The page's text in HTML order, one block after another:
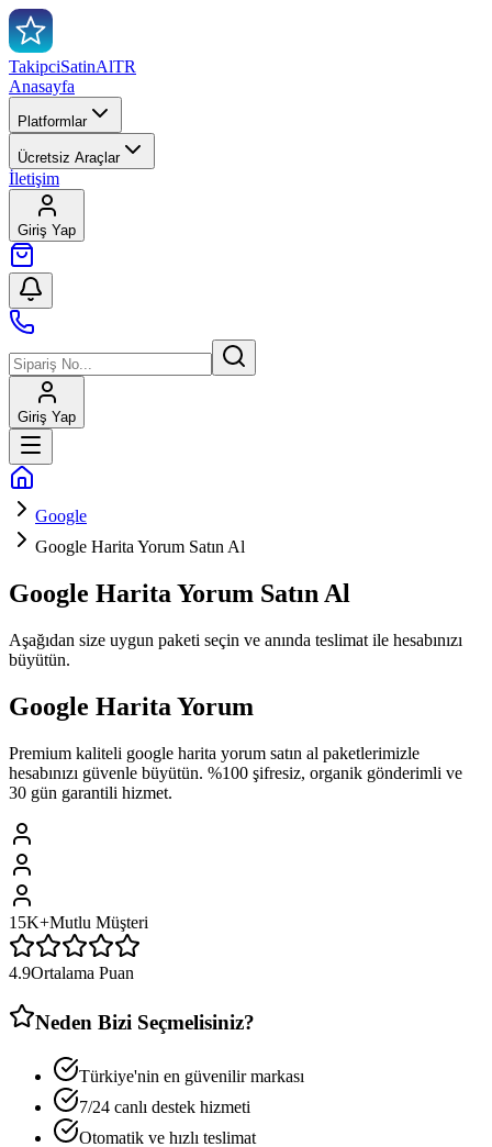
TakipciSatinAlTR
Anasayfa
Platformlar
Ücretsiz Araçlar
İletişim
Giriş Yap
Giriş Yap
Google
Google Harita Yorum Satın Al
Google Harita Yorum Satın Al
Aşağıdan size uygun paketi seçin ve anında teslimat ile hesabınızı
büyütün.
Google Harita Yorum
Premium kaliteli google harita yorum satın al paketlerimizle
hesabınızı güvenle büyütün. %100 şifresiz, organik gönderimli ve
30 gün garantili hizmet.
15K+Mutlu Müşteri
4.9Ortalama Puan
Neden Bizi Seçmelisiniz?
Türkiye'nin en güvenilir markası
7/24 canlı destek hizmeti
Otomatik ve hızlı teslimat